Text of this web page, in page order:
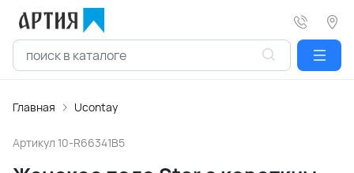
Главная Ucontay
Артикул 10-R66341B5